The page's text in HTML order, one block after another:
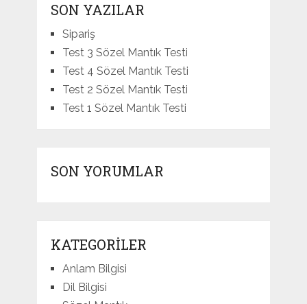
SON YAZILAR
Sipariş
Test 3 Sözel Mantık Testi
Test 4 Sözel Mantık Testi
Test 2 Sözel Mantık Testi
Test 1 Sözel Mantık Testi
SON YORUMLAR
KATEGORILER
Anlam Bilgisi
Dil Bilgisi